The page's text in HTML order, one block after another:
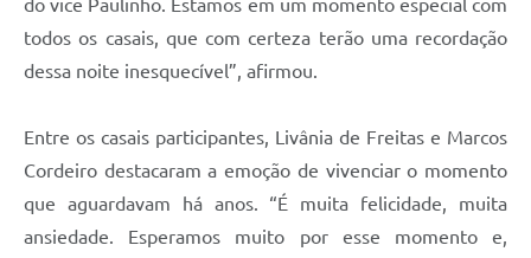
do vice Paulinho. Estamos em um momento especial com
todos os casais, que com certeza terão uma recordação
dessa noite inesquecível”, afirmou.
Entre os casais participantes, Livânia de Freitas e Marcos
Cordeiro destacaram a emoção de vivenciar o momento
que aguardavam há anos. “É muita felicidade, muita
ansiedade. Esperamos muito por esse momento e,